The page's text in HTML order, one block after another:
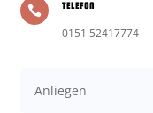
 TELEFON
0151 52417774